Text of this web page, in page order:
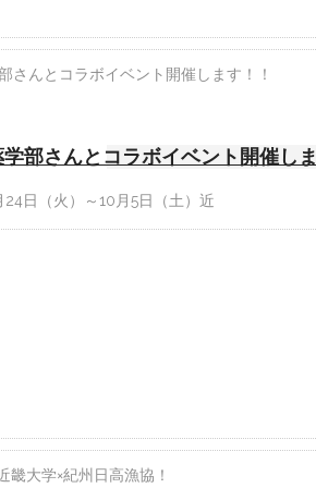
部さんとコラボイベント開催し
日（火）～10月5日（土）近